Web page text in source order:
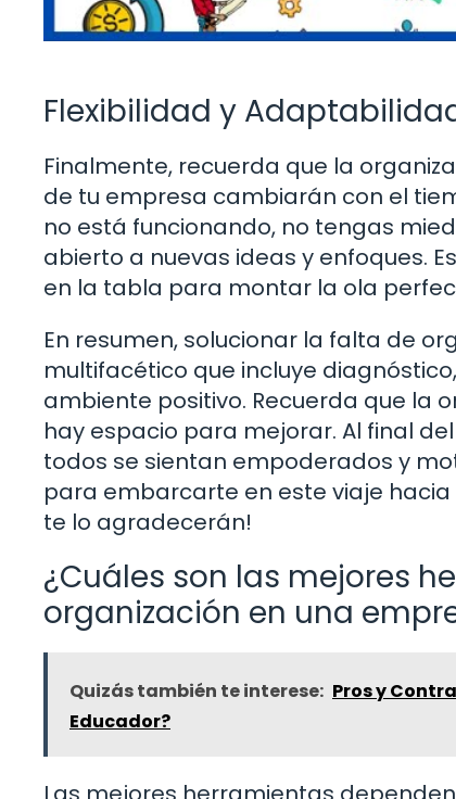
Flexibilidad y
Finalmente, recuerda que la
de tu empresa cambiarán con el
no está funcionando, no tengas
abierto a nuevas ideas y enfoques.
en la tabla para montar la ola
En resumen, solucionar la falta de
multifacético que incluye
ambiente positivo. Recuerda que la
hay espacio para mejorar. Al final
todos se sientan empoderados y
para embarcarte en este viaje hacia
te lo agradecerán!
¿Cuáles son las mejores
organización en una
Quizás también te interese: Pros y
Educador?